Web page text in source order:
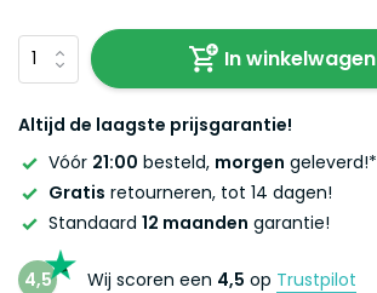
In winkelwagen
Altijd de laagste prijsgarantie!
Vóór 21:00 besteld, morgen geleverd!*
Gratis retourneren, tot 14 dagen!
Standaard 12 maanden garantie!
4,5 Wij scoren een 4,5 op Trustpilot